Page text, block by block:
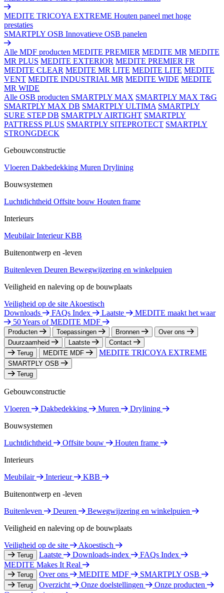
MEDITE TRICOYA EXTREME Houten paneel met hoge
prestaties
SMARTPLY OSB Innovatieve OSB panelen
Alle MDF producten MEDITE PREMIER MEDITE MR MEDITE
MR PLUS MEDITE EXTERIOR MEDITE PREMIER FR
MEDITE CLEAR MEDITE MR LITE MEDITE LITE MEDITE
VENT MEDITE INDUSTRIAL MR MEDITE WIDE MEDITE
MR WIDE
Alle OSB producten SMARTPLY MAX SMARTPLY MAX T&G
SMARTPLY MAX DB SMARTPLY ULTIMA SMARTPLY
SURE STEP DB SMARTPLY AIRTIGHT SMARTPLY
PATTRESS PLUS SMARTPLY SITEPROTECT SMARTPLY
STRONGDECK
Gebouwconstructie
Vloeren Dakbedekking Muren Drylining
Bouwsystemen
Luchtdichtheid Offsite bouw Houten frame
Interieurs
MeubilairInterieurKBB
Buitenontwerp en -leven
Buitenleven Deuren Bewegwijzering en winkelpuien
Veiligheid en naleving op de bouwplaats
Veiligheid op de site Akoestisch
Downloads
FAQs Index Laatste
MEDITE maakt het waar
50 Years of MEDITE MDF
Producten Toepassingen Bronnen
Over ons
Duurzaamheid
Laatste
Contact
Terug
MEDITE MDF MEDITE TRICOYA EXTREME
SMARTPLY OSB
Terug
Gebouwconstructie
Vloeren
Dakbedekking Muren
Drylining
Bouwsystemen
Luchtdichtheid
Offsite bouw
Houten frame
Interieurs
Meubilair
Interieur
KBB
Buitenontwerp en -leven
Buitenleven
Deuren
Bewegwijzering en winkelpuien
Veiligheid en naleving op de bouwplaats
Veiligheid op de site
Akoestisch
Terug Laatste Downloads-index
FAQs Index
MEDITE Makes It Real
Terug Over ons MEDITE MDF SMARTPLY OSB
Terug Overzicht Onze doelstellingen
Onze producten